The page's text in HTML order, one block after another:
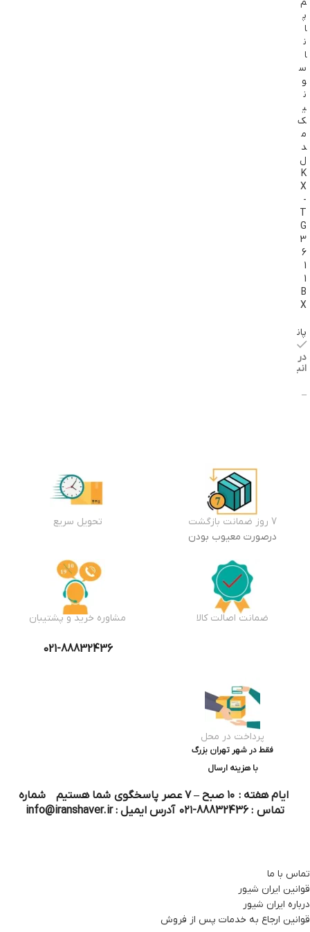
م
پ
ا
ن
ا
س
و
ن
ی
ک
م
د
ل
K
X
-
T
G
3
6
1
1
B
X
پاناسونیک
در
انبار
–
7 روز ضمانت بازگشت
درصورت معیوب بودن
تحویل سریع
ضمانت اصالت کالا مشاوره خرید و پشتیبان
021-88832436
پرداخت در محل
فقط در شهر تهران بزرگ
با هزینه ارسال
ایام هفته : ۱۰ صبح – ۷ عصر پاسخگوی شما هستیم شماره
تماس : 88832436-۰۲۱ آدرس ایمیل : info@iranshaver.ir
تماس با ما
قوانین ایران شیور
درباره ایران شیور
قوانین ارجاع به خدمات پس از فروش